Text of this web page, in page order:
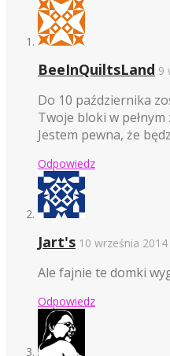
BeeInQuiltsLand 9
Do 10 października
Twoje bloki w
Jestem pewna, że
Odpowiedz
Jart's 10 września
Ale fajnie te domki
Odpowiedz